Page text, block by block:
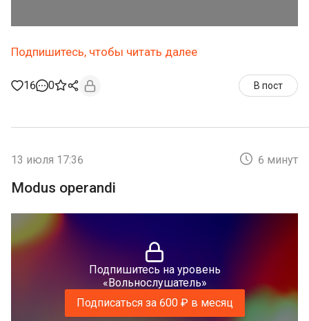
Подпишитесь, чтобы читать далее
16 0 В пост
13 июля 17:36 6 минут
Modus operandi
Подпишитесь на уровень
«Вольнослушатель»
Подписаться за 600 ₽ в месяц